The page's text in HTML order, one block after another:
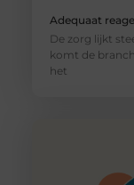
Adequaat
De zorg lijkt
komt de
het